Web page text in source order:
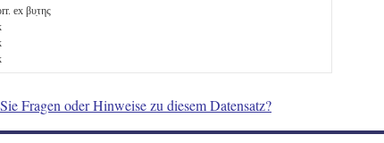
ex βυ̣της
Fragen oder Hinweise zu diesem Datensatz?